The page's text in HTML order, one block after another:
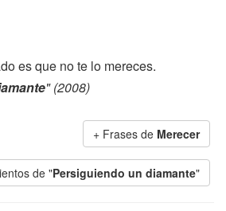
es que no te lo mereces.
" (2008)
+ Frases de Merecer
de "Persiguiendo un diamante"